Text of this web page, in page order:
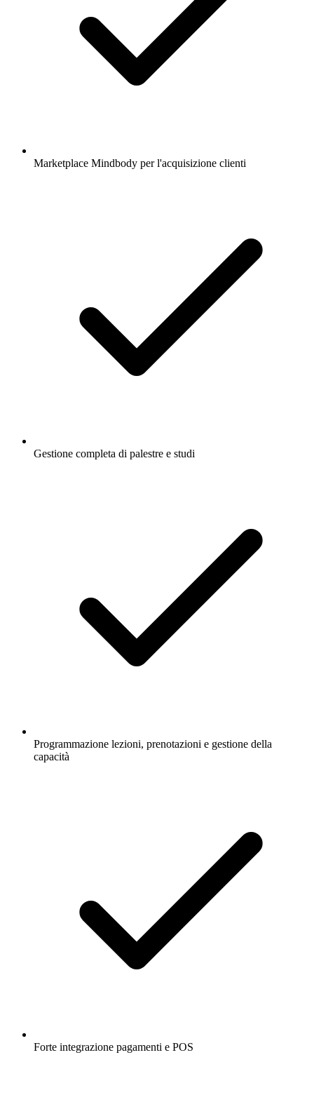
Marketplace Mindbody per l'acquisizione clienti
Gestione completa di palestre e studi
Programmazione lezioni, prenotazioni e gestione della
capacità
Forte integrazione pagamenti e POS